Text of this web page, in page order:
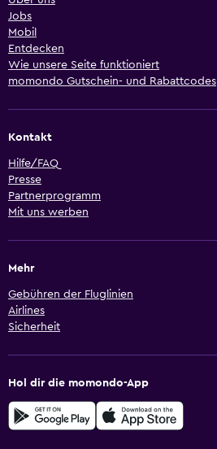
Jobs
Mobil
Entdecken
Wie unsere Seite funktioniert
momondo Gutschein- und Rabattcodes
Kontakt
Hilfe/FAQ
Presse
Partnerprogramm
Mit uns werben
Mehr
Gebühren der Fluglinien
Airlines
Sicherheit
Hol dir die momondo-App